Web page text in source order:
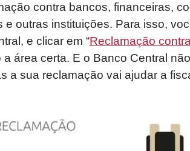
contra bancos, financeiras,
e outras instituições. Para isso,
e clicar em “Reclamação
a área certa. E o Banco Central
a sua reclamação vai ajudar a